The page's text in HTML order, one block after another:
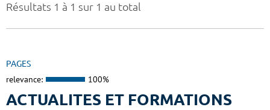
Résultats 1 à 1 sur 1 au total
PAGES
relevance: 100%
ACTUALITES ET FORMATIONS